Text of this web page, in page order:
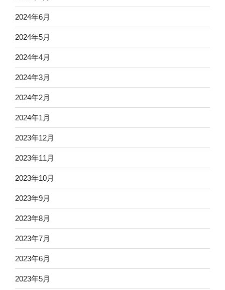
2024年6月
2024年5月
2024年4月
2024年3月
2024年2月
2024年1月
2023年12月
2023年11月
2023年10月
2023年9月
2023年8月
2023年7月
2023年6月
2023年5月